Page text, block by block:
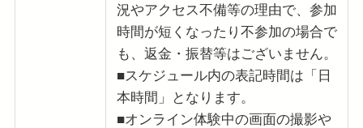
況やアクセス不備等の理由で、参加
時間が短くなったり不参加の場合で
も、返金・振替等はございません。
■スケジュール内の表記時間は「日
本時間」となります。
■オンライン体験中の画面の撮影や